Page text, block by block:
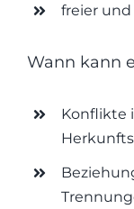
freier
Wann kann
Konflikte